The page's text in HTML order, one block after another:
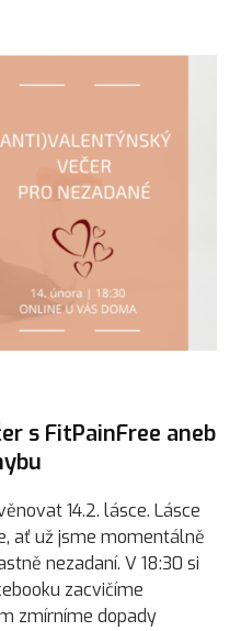
s FitPainFree aneb
14.2. lásce. Lásce
ať už jsme momentálně
nezadaní. V 18:30 si
zacvičíme
zmírníme dopady